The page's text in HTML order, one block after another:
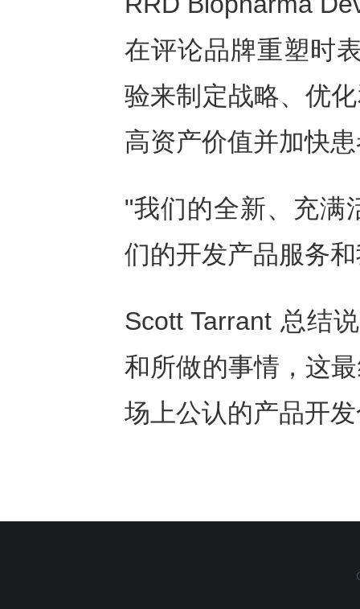
在评论品牌重塑时
验来制定战略、优
高资产价值并加快
"我们的全新、充满
们的开发产品服务
Scott Tarrant 总结
和所做的事情，这
场上公认的产品开